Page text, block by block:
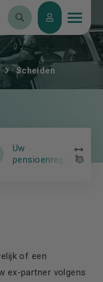
Scheiden
Uw
pensioenregeling
of een
ex-partner volgens